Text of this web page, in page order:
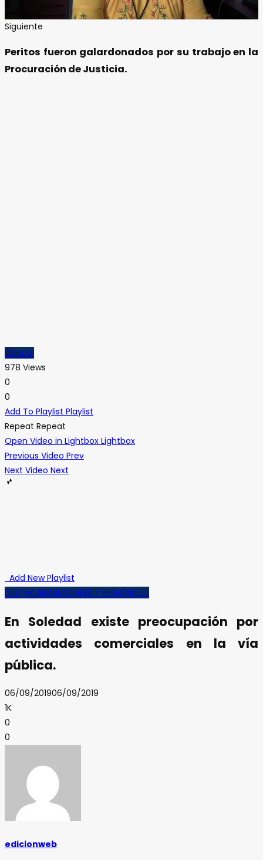
Siguiente
Peritos fueron galardonados por su trabajo en la
Procuración de Justicia.
Cancel
978 Views
0
0
Add To Playlist Playlist
Repeat Repeat
Open Video in Lightbox Lightbox
Previous Video Prev
Next Video Next
Add New Playlist
DESTACADASLOCALES Y REGIONALES
En Soledad existe preocupación por
actividades comerciales en la vía
pública.
06/09/201906/09/2019
1K
0
0
edicionweb